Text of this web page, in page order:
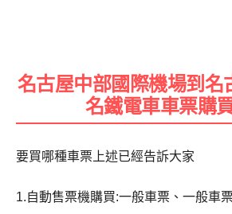
名古屋中部國際機場到名
名鐵電車車票購
要買哪種車票上述已經告訴大家
1.自動售票機購買:一般車票、一般車